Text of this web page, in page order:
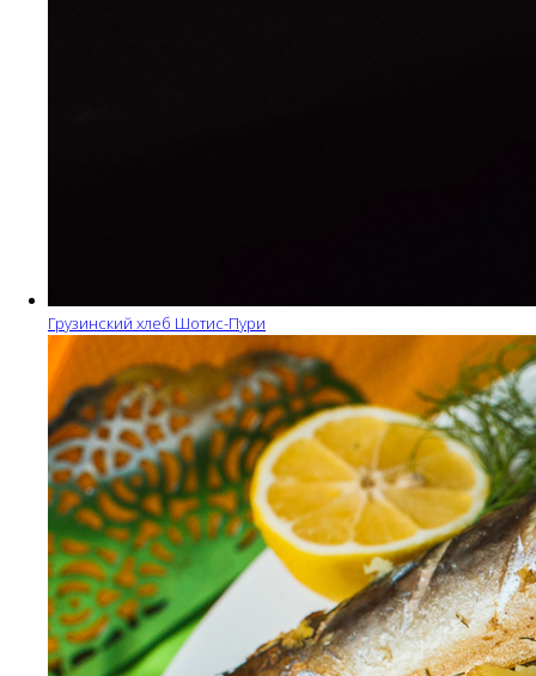
Грузинский хлеб Шотис-Пури